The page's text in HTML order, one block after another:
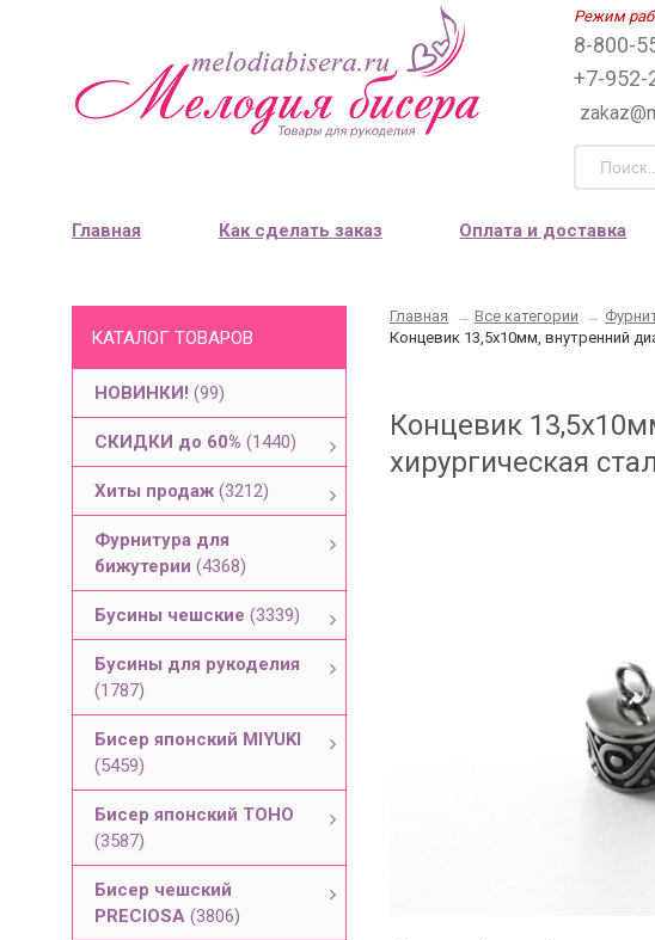
Режим
8-800-
+7-952-
Главная Как сделать заказ Оплата и доставка
КАТАЛОГ ТОВАРОВ
НОВИНКИ! (99)
СКИДКИ до 60% (1440)
Хиты продаж (3212)
Фурнитура для
бижутерии (4368)
Бусины чешские (3339)
Бусины для рукоделия
(1787)
Бисер японский MIYUKI
(5459)
Бисер японский TOHO
(3587)
Бисер чешский
PRECIOSA (3806)
Главная → Все категории →
Концевик 13,5х10мм, внутренний
Концевик
хирургическая